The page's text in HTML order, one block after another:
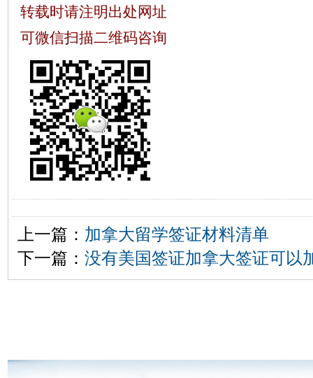
转载时请注明出处网址
可微信扫描二维码咨询
上一篇： 加拿大留学签证材料清单
下一篇： 没有美国签证加拿大签证可以